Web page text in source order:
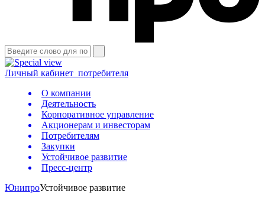
Личный кабинет потребителя
О компании
Деятельность
Корпоративное управление
Акционерам и инвесторам
Потребителям
Закупки
Устойчивое развитие
Пресс-центр
ЮнипроУстойчивое развитие